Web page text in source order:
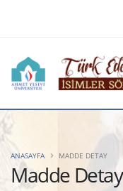
Madde Detay
ANASAYFA MADDE DETAY